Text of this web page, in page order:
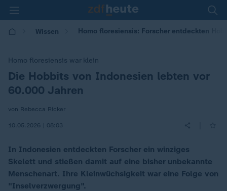
Wissen Homo floresiensis: Forscher entdeckten
Homo floresiensis war klein
:Die Hobbits von Indonesien lebten vor
60.000 Jahren
von Rebecca Ricker
10.05.2026 | 08:03
In Indonesien entdeckten Forscher ein winziges
Skelett und stießen damit auf eine bisher unbekannte
Menschenart. Ihre Kleinwüchsigkeit war eine Folge von
"Inselverzwergung".